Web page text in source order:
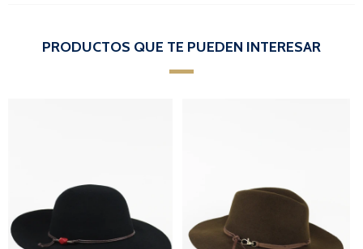
PRODUCTOS QUE TE PUEDEN INTERESAR